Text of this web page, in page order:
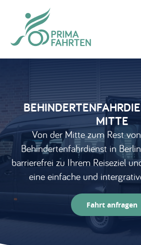
MITTE
Von der Mitte zum Rest
Behindertenfahrdienst in
barrierefrei zu Ihrem Reiseziel
eine einfache und
Fahrt anfragen